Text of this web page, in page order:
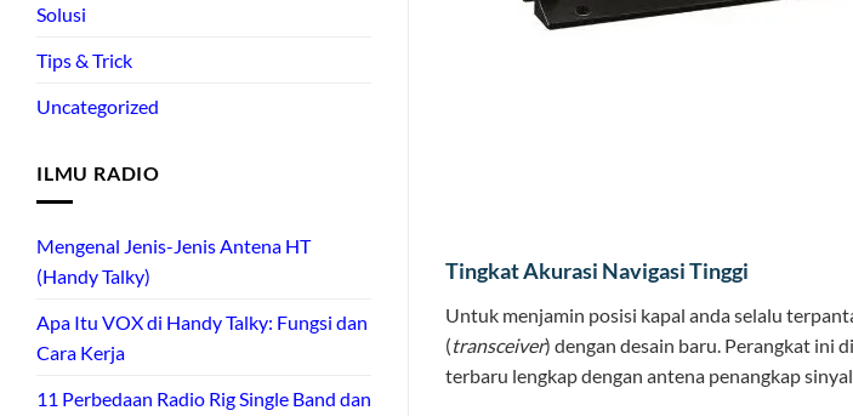
Solusi
Tips & Trick
Uncategorized
ILMU RADIO
Mengenal Jenis-Jenis Antena HT
(Handy Talky)
Apa Itu VOX di Handy Talky: Fungsi dan
Cara Kerja
11 Perbedaan Radio Rig Single Band dan
Tingkat Akurasi Navigasi Tinggi
Untuk menjamin posisi kapal anda selalu
(transceiver) dengan desain baru. Perangkat ini
terbaru lengkap dengan antena penangkap sinyal